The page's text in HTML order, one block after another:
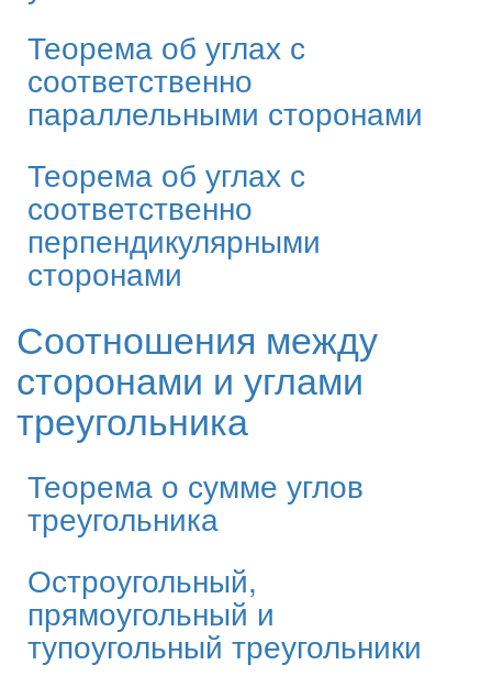
Теорема об углах с
соответственно
параллельными сторонами
Теорема об углах с
соответственно
перпендикулярными
сторонами
Соотношения между
сторонами и углами
треугольника
Теорема о сумме углов
треугольника
Остроугольный,
прямоугольный и
тупоугольный треугольники